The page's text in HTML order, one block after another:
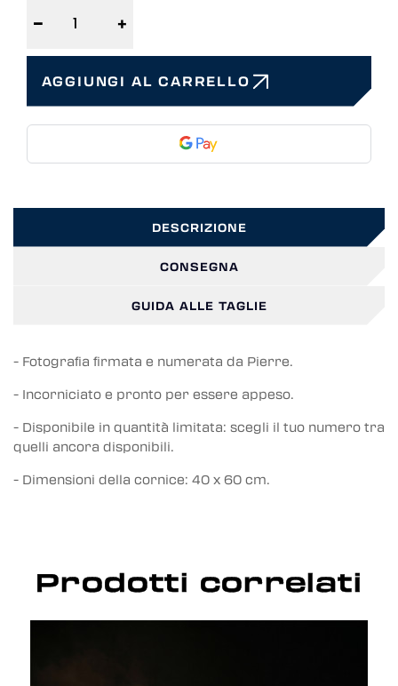
− +
AGGIUNGI AL CARRELLO
DESCRIZIONE
CONSEGNA
GUIDA ALLE TAGLIE
- Fotografia firmata e numerata da Pierre.
- Incorniciato e pronto per essere appeso.
- Disponibile in quantità limitata: scegli il tuo numero tra
quelli ancora disponibili.
- Dimensioni della cornice: 40 x 60 cm.
Prodotti correlati